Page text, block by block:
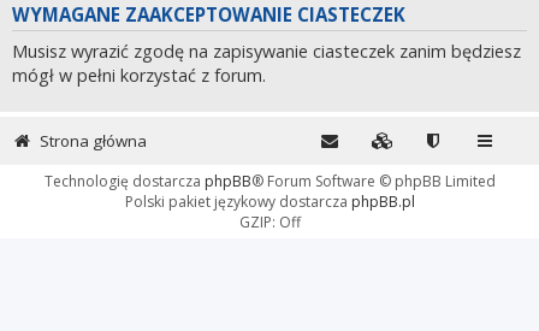
WYMAGANE ZAAKCEPTOWANIE CIASTECZEK
Musisz wyrazić zgodę na zapisywanie ciasteczek zanim będziesz
mógł w pełni korzystać z forum.
Strona główna
Technologię dostarcza phpBB® Forum Software © phpBB Limited
Polski pakiet językowy dostarcza phpBB.pl
GZIP: Off